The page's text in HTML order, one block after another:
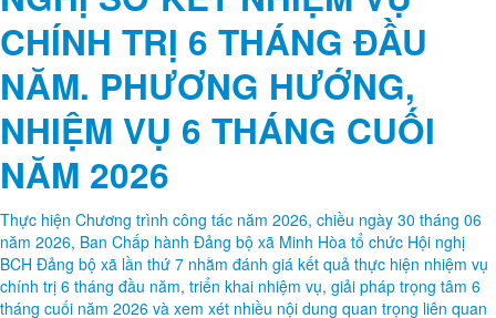
BAN CHẤP HÀNH ĐẢNG BỘ
XÃ MINH HÒA TỔ CHỨC HỘI
NGHỊ SƠ KẾT NHIỆM VỤ
CHÍNH TRỊ 6 THÁNG ĐẦU
NĂM. PHƯƠNG HƯỚNG,
NHIỆM VỤ 6 THÁNG CUỐI
NĂM 2026